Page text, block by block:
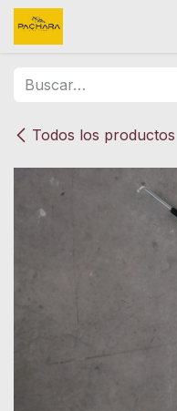
Ir al contenido
Todos los productos